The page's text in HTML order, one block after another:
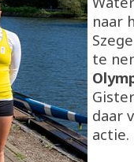
naar
te
daar
actie.